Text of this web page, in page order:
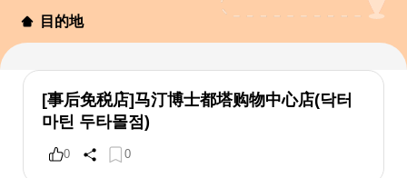
目的地
[事后免税店]马汀博士都塔购物中心店(닥터
마틴 두타몰점)
0 0